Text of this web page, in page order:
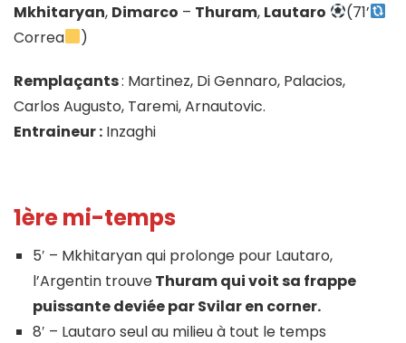
Mkhitaryan, Dimarco – Thuram, Lautaro
(71’
Correa
)
Remplaçants: Martinez, Di Gennaro, Palacios,
Carlos Augusto, Taremi, Arnautovic.
Entraineur : Inzaghi
1ère mi-temps
5′ – Mkhitaryan qui prolonge pour Lautaro,
l’Argentin trouveThuram qui voit sa frappe
puissante deviée par Svilar en corner.
8′ – Lautaro seul au milieu à tout le temps